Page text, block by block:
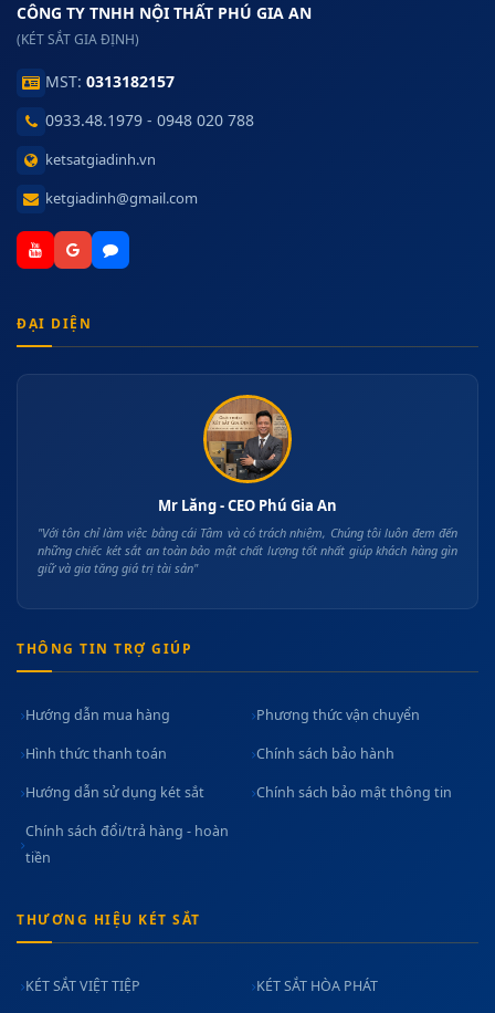
CÔNG TY TNHH NỘI THẤT PHÚ GIA AN
(KÉT SẮT GIA ĐỊNH)
MST: 0313182157
0933.48.1979 - 0948 020 788
ketsatgiadinh.vn
ketgiadinh@gmail.com
ĐẠI DIỆN
Mr Lăng - CEO Phú Gia An
"Với tôn chỉ làm việc bằng cái Tâm và có trách nhiệm, Chúng tôi luôn đem đến
những chiếc két sắt an toàn bảo mật chất lượng tốt nhất giúp khách hàng gìn
giữ và gia tăng giá trị tài sản"
THÔNG TIN TRỢ GIÚP
Hướng dẫn mua hàng Phương thức vận chuyển
Hình thức thanh toán Chính sách bảo hành
Hướng dẫn sử dụng két sắt Chính sách bảo mật thông tin
Chính sách đổi/trả hàng - hoàn
tiền
THƯƠNG HIỆU KÉT SẮT
KÉT SẮT VIỆT TIỆP KÉT SẮT HÒA PHÁT